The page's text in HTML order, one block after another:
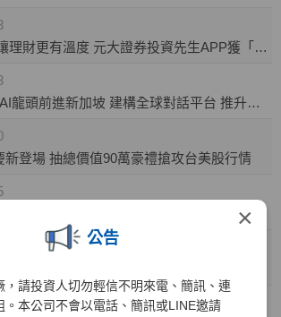
×
公告
，請投資人切勿輕信不明來電、簡訊、連
。本公司不會以電話、簡訊或LINE邀請
友善金融新篇章 讓理財更有溫度 元大證券投資先生APP獲「無障礙認證」
元大證券攜手9家AI龍頭前進新加坡 建構全球對話平台 推升台灣AI價值鏈國際能見度
新登場 抽總價值90萬豪禮搶攻台美股行情